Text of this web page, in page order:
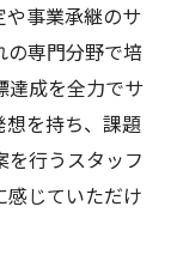
や事業承継のサ
の専門分野で培
達成を全力でサ
想を持ち、課題
行うスタッフ
感じていただけ